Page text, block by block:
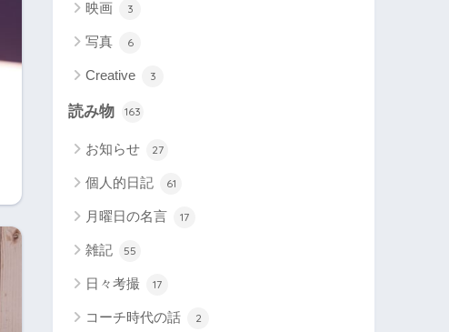
映画 3
写真 6
Creative 3
読み物 163
お知らせ 27
個人的日記 61
月曜日の名言 17
雑記 55
日々考撮 17
コーチ時代の話 2